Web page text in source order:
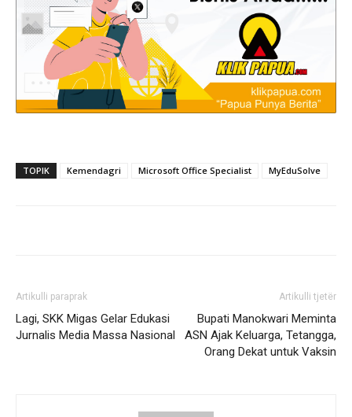
TOPIK Kemendagri Microsoft Office Specialist MyEduSolve
Artikulli paraprak
Lagi, SKK Migas Gelar Edukasi
Jurnalis Media Massa Nasional
Artikulli tjetër
Bupati Manokwari Meminta
ASN Ajak Keluarga, Tetangga,
Orang Dekat untuk Vaksin